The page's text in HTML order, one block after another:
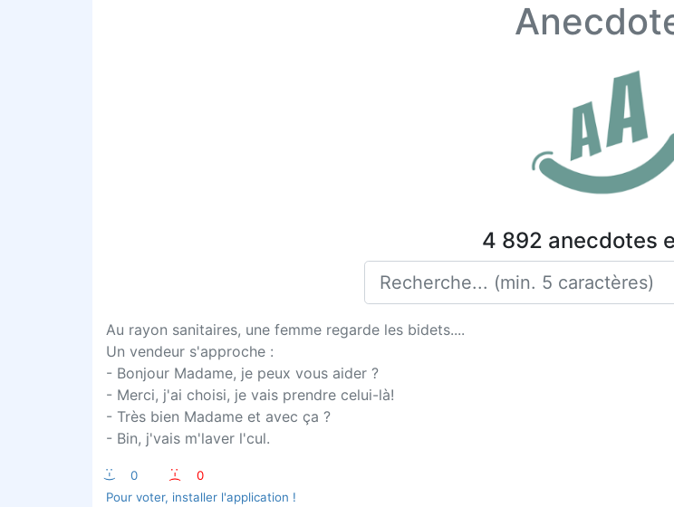
4 892 anecdotes
Au rayon sanitaires, une femme regarde les bidets....
Un vendeur s'approche :
- Bonjour Madame, je peux vous aider ?
- Merci, j'ai choisi, je vais prendre celui-là!
- Très bien Madame et avec ça ?
- Bin, j'vais m'laver l'cul.
:-) 0 :-(
0
Pour voter, installer l'application !